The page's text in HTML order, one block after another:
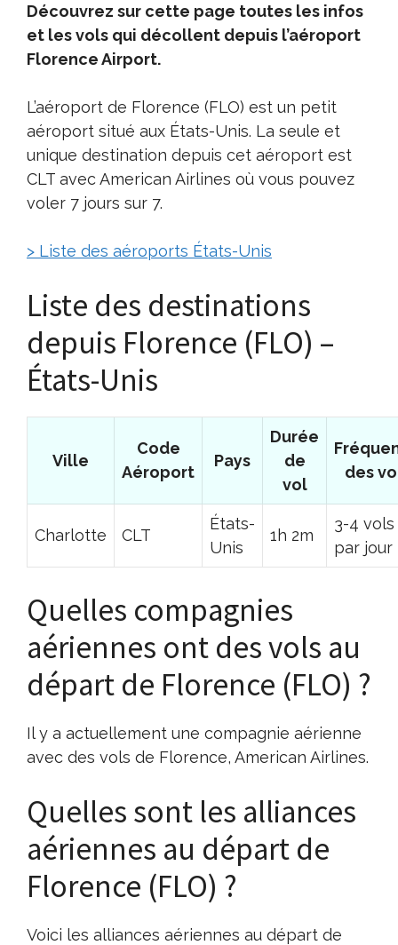
Découvrez sur cette page toutes les infos
et les vols qui décollent depuis l’aéroport
Florence Airport.
L’aéroport de Florence (FLO) est un petit
aéroport situé aux États-Unis. La seule et
unique destination depuis cet aéroport est
CLT avec American Airlines où vous pouvez
voler 7 jours sur 7.
> Liste des aéroports États-Unis
Liste des destinations
depuis Florence (FLO) –
États-Unis
Ville
Code
Aéroport
Pays
Durée
de
vol
des
Charlotte CLT
États-
Unis
1h 2m
3-4 vols
par jour
Quelles compagnies
aériennes ont des vols au
départ de Florence (FLO) ?
Il y a actuellement une compagnie aérienne
avec des vols de Florence, American Airlines.
Quelles sont les alliances
aériennes au départ de
Florence (FLO) ?
Voici les alliances aériennes au départ de